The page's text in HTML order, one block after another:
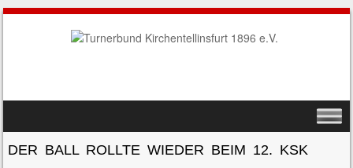
MENU
DER BALL ROLLTE WIEDER BEIM 12. KSK